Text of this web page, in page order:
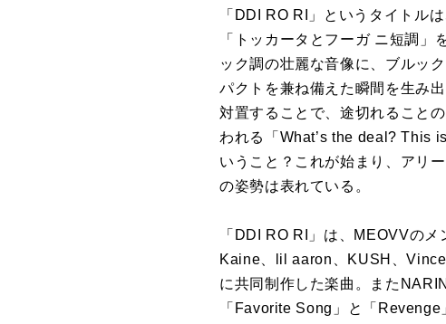
「DDI RO RI」というタイトル
「トッカータとフーガ ニ短調
ック調の壮麗な音像に、ブルッ
パクトを兼ね備えた瞬間を生み
対置することで、途切れること
われる「What’s the deal? This
いうこと？これが始まり、アリ
の姿勢は表れている。
「DDI RO RI」は、MEOVVの
Kaine、lil aaron、KUSH、
に共同制作した楽曲。また
「Favorite Song」と「Revenge